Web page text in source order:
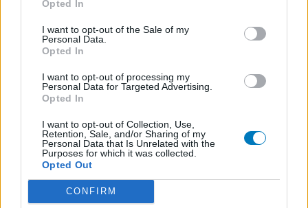
Opted In
I want to opt-out of the Sale of my
Personal Data.
Opted In
I want to opt-out of processing my
Personal Data for Targeted Advertising.
Opted In
I want to opt-out of Collection, Use,
Retention, Sale, and/or Sharing of my
Personal Data that Is Unrelated with the
Purposes for which it was collected.
Opted Out
CONFIRM
Psicosi / Schizofrenia - antipsicotici
Cymbalta (120)
Depressione - antidepressivi altro
Xeplion (116)
Claritromicina (115)
Antibiotici - macrolidi
Efexor (111)
Depressione - antidepressivi altro
Lyrica (107)